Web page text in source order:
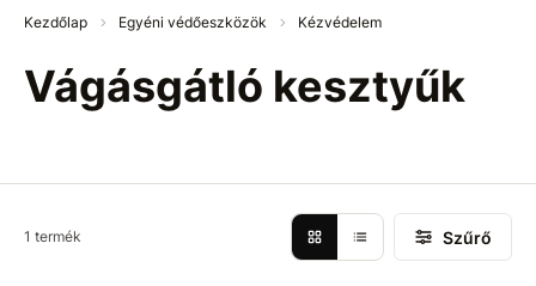
Kezdőlap Egyéni védőeszközök Kézvédelem
Vágásgátló kesztyűk
1 termék Szűrő